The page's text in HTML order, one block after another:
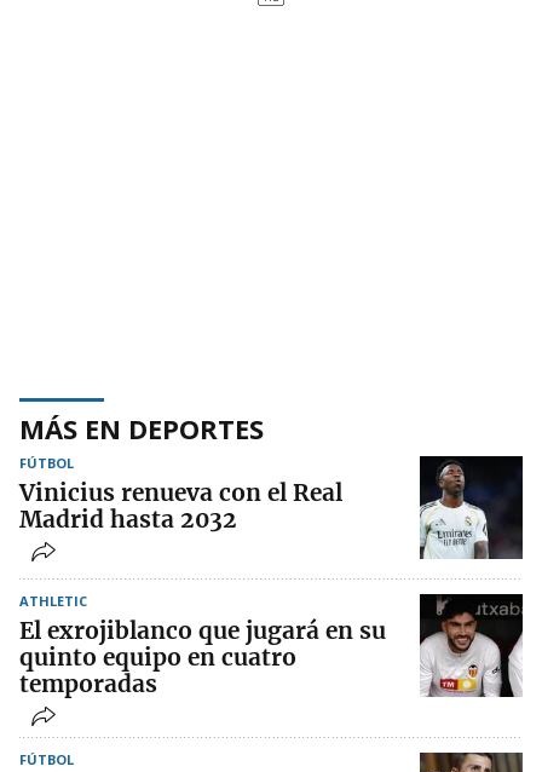
MÁS EN DEPORTES
FÚTBOL
Vinicius renueva con el Real
Madrid hasta 2032
ATHLETIC
El exrojiblanco que jugará en su
quinto equipo en cuatro
temporadas
FÚTBOL